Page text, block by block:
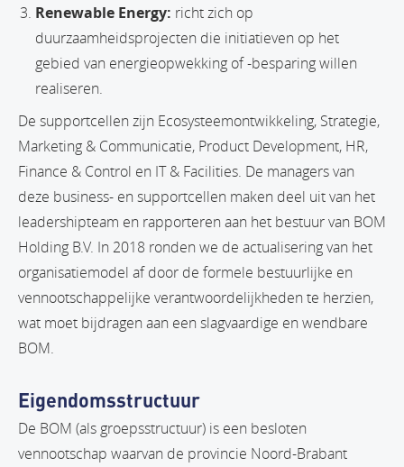
Renewable Energy: richt zich op
duurzaamheidsprojecten die initiatieven op het
gebied van energieopwekking of -besparing willen
realiseren.
De supportcellen zijn Ecosysteemontwikkeling, Strategie,
Marketing & Communicatie, Product Development, HR,
Finance & Control en IT & Facilities. De managers van
deze business- en supportcellen maken deel uit van het
leadershipteam en rapporteren aan het bestuur van BOM
Holding B.V. In 2018 ronden we de actualisering van het
organisatiemodel af door de formele bestuurlijke en
vennootschappelijke verantwoordelijkheden te herzien,
wat moet bijdragen aan een slagvaardige en wendbare
BOM.
Eigendomsstructuur
De BOM (als groepsstructuur) is een besloten
vennootschap waarvan de provincie Noord-Brabant